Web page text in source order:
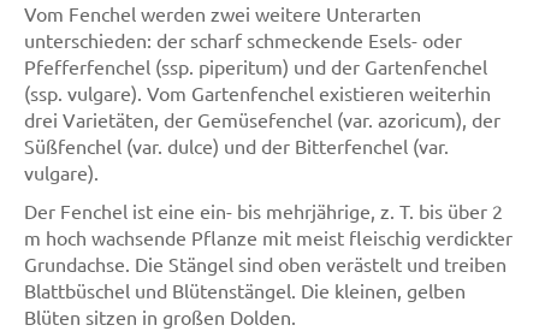
Vom Fenchel werden zwei weitere Unterarten
unterschieden: der scharf schmeckende Esels- oder
Pfefferfenchel (ssp. piperitum) und der Gartenfenchel
(ssp. vulgare). Vom Gartenfenchel existieren weiterhin
drei Varietäten, der Gemüsefenchel (var. azoricum), der
Süßfenchel (var. dulce) und der Bitterfenchel (var.
vulgare).
Der Fenchel ist eine ein- bis mehrjährige, z. T. bis über 2
m hoch wachsende Pflanze mit meist fleischig verdickter
Grundachse. Die Stängel sind oben verästelt und treiben
Blattbüschel und Blütenstängel. Die kleinen, gelben
Blüten sitzen in großen Dolden.